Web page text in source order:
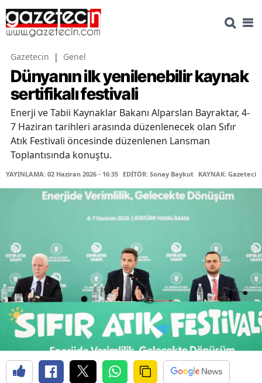
Gazetecin | Genel
Dünyanın ilk yenilenebilir kaynak
sertifikalı festivali
Enerji ve Tabii Kaynaklar Bakanı Alparslan Bayraktar, 4-
7 Haziran tarihleri arasında düzenlenecek olan Sıfır
Atık Festivali öncesinde düzenlenen Lansman
Toplantısında konuştu.
YAYINLAMA: 02 Haziran 2026 - 16:35 EDİTÖR: Sonay Baykut KAYNAK: Gazetecin